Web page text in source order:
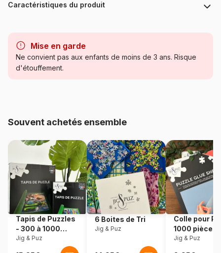
Caractéristiques du produit
Catégorie Puzzles - Hommes et Femmes
Référence Bluebird-Puzzle-F-90782
EAN 3663384907821
Nombre de pièces 1000 pièces
Dimensions 69 x 48 cm
Matière primaire
Mise en garde
Ne convient pas aux enfants de moins de 3 ans. Risque
d'étouffement.
Souvent achetés ensemble
Tapis de Puzzles
- 300 à 1000
pièces
Jig & Puz
6 Boites de Tri
Jig & Puz
Colle pour
1000 pièces
Jig & Puz